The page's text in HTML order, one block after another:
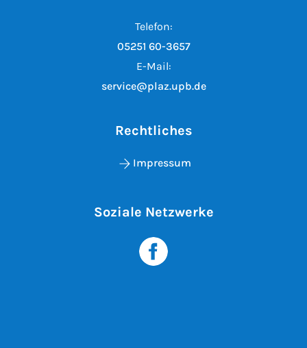
Telefon:
05251 60-3657
E-Mail:
service@plaz.upb.de
Rechtliches
Impressum
Soziale Netzwerke